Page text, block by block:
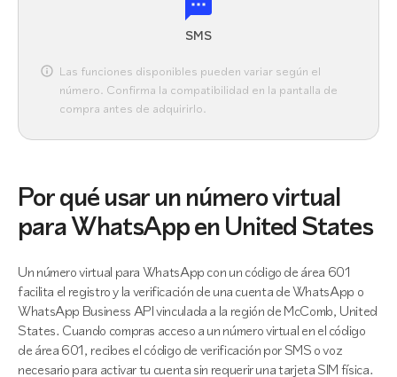
SMS
Las funciones disponibles pueden variar según el
número. Confirma la compatibilidad en la pantalla de
compra antes de adquirirlo.
Por qué usar un número virtual
para WhatsApp en United States
Un número virtual para WhatsApp con un código de área 601
facilita el registro y la verificación de una cuenta de WhatsApp o
WhatsApp Business API vinculada a la región de McComb, United
States. Cuando compras acceso a un número virtual en el código
de área 601, recibes el código de verificación por SMS o voz
necesario para activar tu cuenta sin requerir una tarjeta SIM física.